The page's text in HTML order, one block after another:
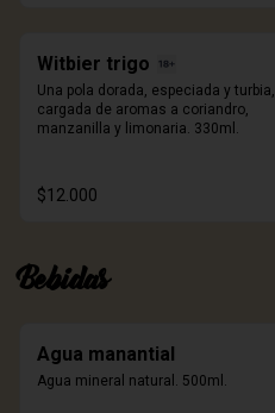
Witbier trigo
Una pola dorada, especiada y turbia,
cargada de aromas a coriandro,
manzanilla y limonaria. 330ml.
$12.000
Bebidas
Agua manantial
Agua mineral natural. 500ml.